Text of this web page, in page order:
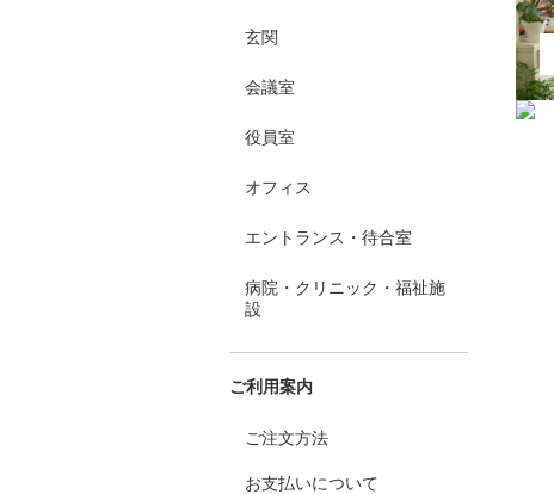
玄関
会議室
役員室
オフィス
エントランス・待合室
病院・クリニック・福祉施
設
ご利用案内
ご注文方法
お支払いについて